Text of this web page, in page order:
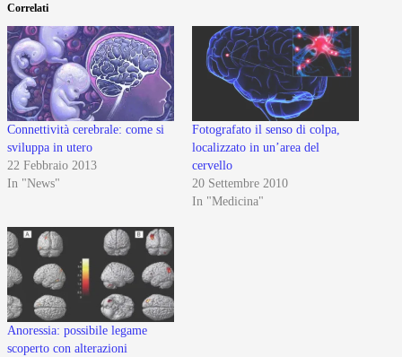
Correlati
Connettività cerebrale: come si
sviluppa in utero
22 Febbraio 2013
In "News"
Fotografato il senso di colpa,
localizzato in un’area del
cervello
20 Settembre 2010
In "Medicina"
Anoressia: possibile legame
scoperto con alterazioni